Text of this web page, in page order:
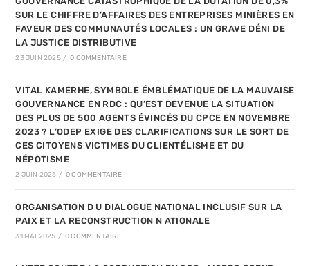
SUR LE CHIFFRE D’AFFAIRES DES ENTREPRISES MINIÈRES EN
FAVEUR DES COMMUNAUTÉS LOCALES : UN GRAVE DÉNI DE
LA JUSTICE DISTRIBUTIVE
23 JUIN 2025 / 0 COMMENTAIRE
VITAL KAMERHE, SYMBOLE ÉMBLÉMATIQUE DE LA MAUVAISE
GOUVERNANCE EN RDC : QU’EST DEVENUE LA SITUATION
DES PLUS DE 500 AGENTS ÉVINCÉS DU CPCE EN NOVEMBRE
2023 ? L’ODEP EXIGE DES CLARIFICATIONS SUR LE SORT DE
CES CITOYENS VICTIMES DU CLIENTÉLISME ET DU
NÉPOTISME
2 JUIN 2025 / 0 COMMENTAIRE
ORGANISATION D U DIALOGUE NATIONAL INCLUSIF SUR LA
PAIX ET LA RECONSTRUCTION N ATIONALE
31 MAI 2025 / 0 COMMENTAIRE